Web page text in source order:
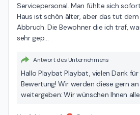
Servicepersonal. Man fühlte sich
Haus ist schön älter, aber das tut dem
Abbruch. Die Bewohner die ich traf,
sehr gep…
Antwort des Unternehmens
Hallo Playbat Playbat, vielen Dank
Bewertung! Wir werden diese gern
weitergeben: Wir wünschen Ihnen alles Gute!